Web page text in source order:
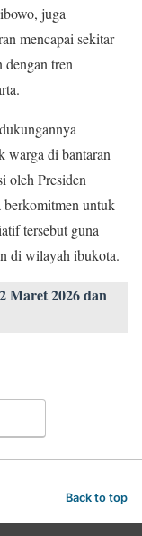
juga
mencapai sekitar
tren
warga di bantaran
oleh Presiden
berkomitmen untuk
tersebut guna
di wilayah ibukota.
Maret 2026 dan
Back to top